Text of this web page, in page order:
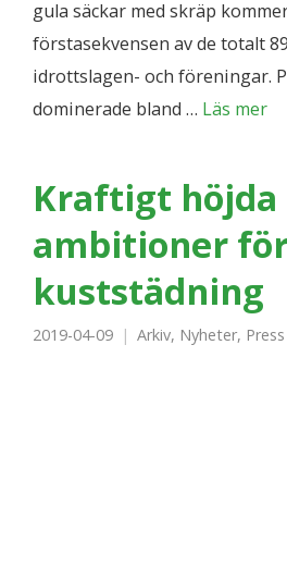
gula säckar med skräp
förstasekvensen av de totalt
idrottslagen- och föreningar.
dominerade bland … Läs mer
Kraftigt höjda
ambitioner
kuststädning
2019-04-09 Arkiv, Nyheter, Press